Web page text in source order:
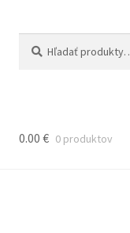
0.00 € 0 produktov